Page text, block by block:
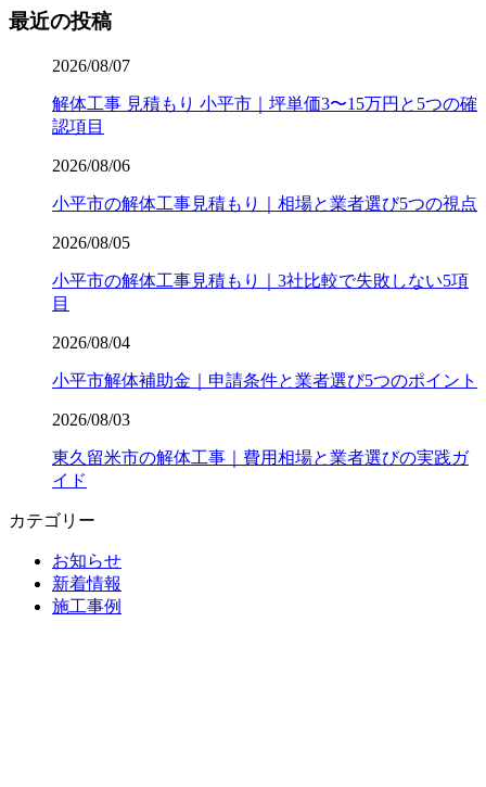
最近の投稿
2026/08/07
解体工事 見積もり 小平市｜坪単価3〜15万円と5つの確
認項目
2026/08/06
小平市の解体工事見積もり｜相場と業者選び5つの視点
2026/08/05
小平市の解体工事見積もり｜3社比較で失敗しない5項
目
2026/08/04
小平市解体補助金｜申請条件と業者選び5つのポイント
2026/08/03
東久留米市の解体工事｜費用相場と業者選びの実践ガ
イド
カテゴリー
お知らせ
新着情報
施工事例